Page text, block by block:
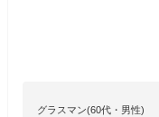
グラスマン(60代・男性)